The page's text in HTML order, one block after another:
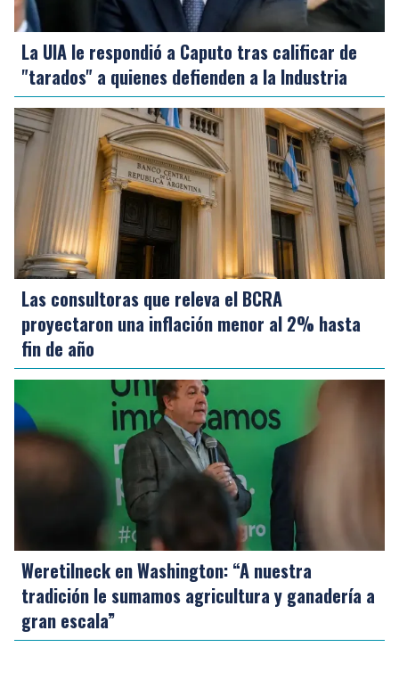
La UIA le respondió a Caputo tras calificar de
"tarados" a quienes defienden a la Industria
Las consultoras que releva el BCRA
proyectaron una inflación menor al 2% hasta
fin de año
Weretilneck en Washington: “A nuestra
tradición le sumamos agricultura y ganadería a
gran escala”